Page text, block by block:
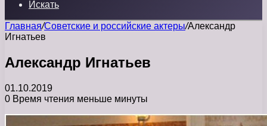
Искать
Главная/Советские и российские актеры/Александр
Игнатьев
Александр Игнатьев
01.10.2019
0 Время чтения меньше минуты